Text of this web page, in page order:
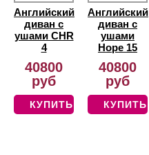
Английский
диван с
ушами CHR
4
40800
руб
КУПИТЬ
Английский
диван с
ушами
Hope 15
40800
руб
КУПИТЬ